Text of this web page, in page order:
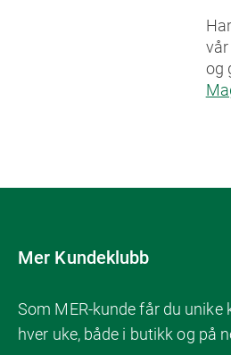
og
Mer Kundeklubb
Som MER-kunde får du unike
hver uke, både i butikk og på